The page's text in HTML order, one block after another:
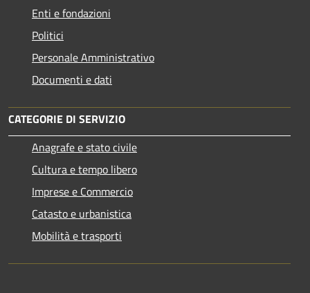
Enti e fondazioni
Politici
Personale Amministrativo
Documenti e dati
CATEGORIE DI SERVIZIO
Anagrafe e stato civile
Cultura e tempo libero
Imprese e Commercio
Catasto e urbanistica
Mobilità e trasporti